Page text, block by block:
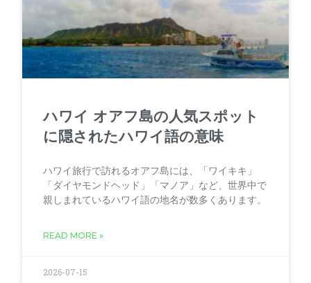
ハワイ オアフ島の人気スポット
に隠されたハワイ語の意味
ハワイ旅行で訪れるオアフ島には、「ワイキキ」
「ダイヤモンドヘッド」「マノア」など、世界中で
親しまれているハワイ語の地名が数多くあります。
READ MORE »
2026-07-15